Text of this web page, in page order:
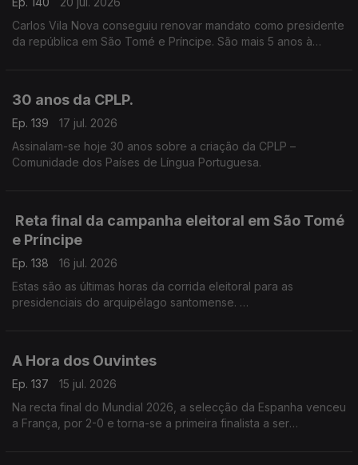
Carlos Vila Nova conseguiu renovar mandato como presidente
da república em São Tomé e Príncipe. São mais 5 anos à
30 anos da CPLP.
Ep. 139
17 jul. 2026
Assinalam-se hoje 30 anos sobre a criação da CPLP –
Comunidade dos Países de Língua Portuguesa.
Reta final da campanha eleitoral em São Tomé
e Príncipe
Ep. 138
16 jul. 2026
Estas são as últimas horas da corrida eleitoral para as
presidenciais do arquipélago santomense.
A Hora dos Ouvintes
Ep. 137
15 jul. 2026
Na recta final do Mundial 2026, a selecção da Espanha venceu
a França, por 2-0 e torna-se a primeira finalista a ser